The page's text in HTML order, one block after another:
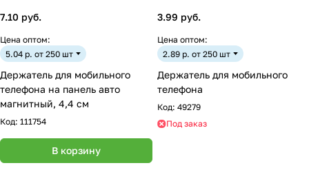
7.10 руб.
Цена оптом:
5.04 р. от 250 шт
Держатель для мобильного
телефона на панель авто
магнитный, 4,4 см
Код: 111754
В корзину
3.99 руб.
Цена оптом:
2.89 р. от 250 шт
Держатель для мобильного
телефона
Код: 49279
Под заказ